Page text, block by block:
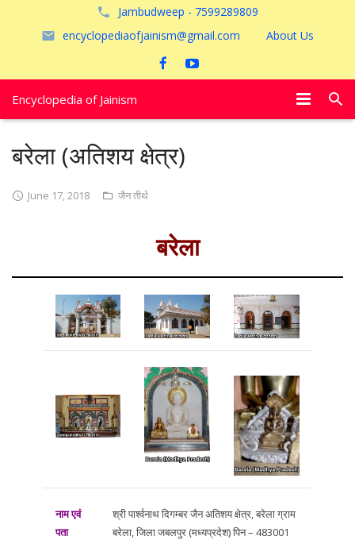
Jambudweep - 7599289809
encyclopediaofjainism@gmail.com
About Us
Encyclopedia of Jainism
बरेला (अतिशय क्षेत्र)
June 17, 2018 जैन तीर्थ
बरेला
नाम एवं
पता
श्री पार्श्वनाथ दिगम्बर जैन अतिशय क्षेत्र, बरेला ग्राम
बरेला, जिला जबलपुर (मध्यप्रदेश) पिन – 483001